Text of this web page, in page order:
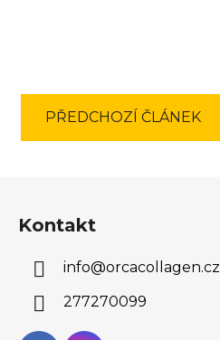
PŘEDCHOZÍ ČLÁNEK
Kontakt
info@orcacollagen.cz
277270099